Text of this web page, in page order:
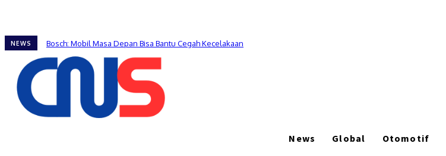
NEWS Bosch: Mobil Masa Depan Bisa Bantu Cegah Kecelakaan
News Global Otomotif